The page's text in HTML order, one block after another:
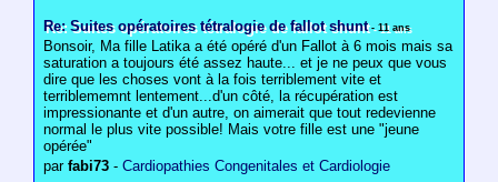
Re: Suites opératoires tétralogie de fallot shunt- 11 ans
Bonsoir, Ma fille Latika a été opéré d'un Fallot à 6 mois mais sa
saturation a toujours été assez haute... et je ne peux que vous
dire que les choses vont à la fois terriblement vite et
terriblememnt lentement...d'un côté, la récupération est
impressionante et d'un autre, on aimerait que tout redevienne
normal le plus vite possible! Mais votre fille est une "jeune
opérée"
par fabi73- Cardiopathies Congenitales et Cardiologie